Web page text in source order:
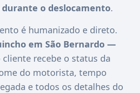
o deslocamento.
é humanizado e direto.
em São Bernardo —
cliente recebe o status da
do motorista, tempo
e todos os detalhes do